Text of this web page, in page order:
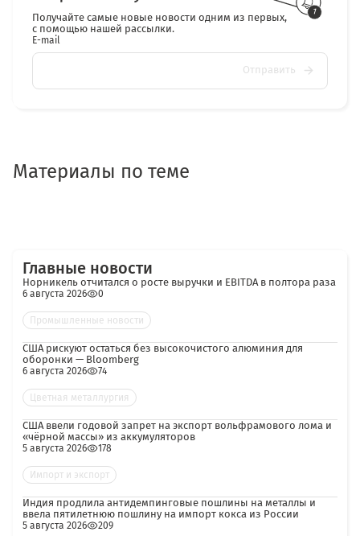
Получайте самые новые новости одним из первых,
с помощью нашей рассылки.
E-mail
Отправить
Материалы по теме
Главные новости
Норникель отчитался о росте выручки и EBITDA в полтора раза
6 августа 2026 0
Промышленные новости
США рискуют остаться без высокочистого алюминия для
оборонки — Bloomberg
6 августа 2026 74
Цветная металлургия
США ввели годовой запрет на экспорт вольфрамового лома и
«чёрной массы» из аккумуляторов
5 августа 2026 178
Импорт и экспорт
Индия продлила антидемпинговые пошлины на металлы и
ввела пятилетнюю пошлину на импорт кокса из России
5 августа 2026 209